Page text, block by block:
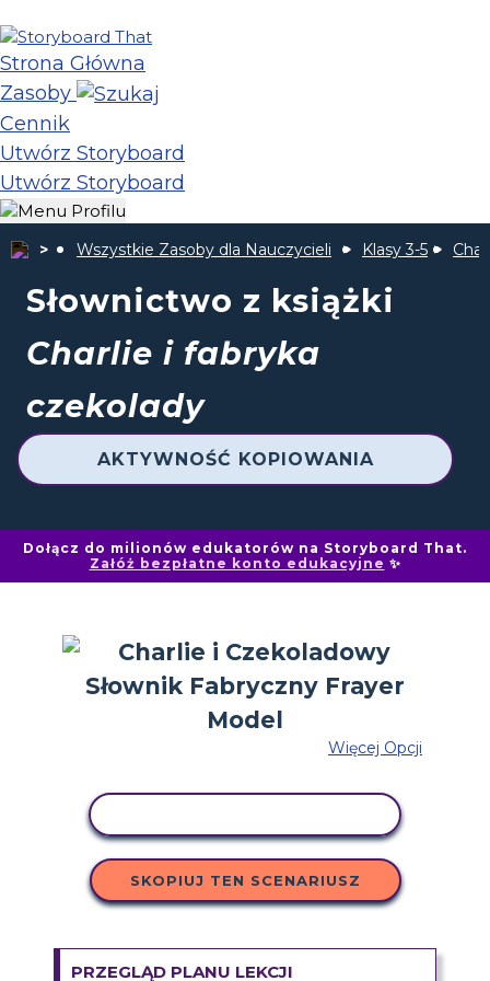
Strona Główna
Zasoby
Cennik
Utwórz Storyboard
Utwórz Storyboard
Wszystkie Zasoby dla Nauczycieli Klasy 3-5
Słownictwo z książki
Charlie i fabryka
czekolady
AKTYWNOŚĆ KOPIOWANIA
Dołącz do milionów edukatorów na Storyboard That.
Załóż bezpłatne konto edukacyjne ✨
Więcej Opcji
SKOPIUJ TEN SCENARIUSZ
PRZEGLĄD PLANU LEKCJI